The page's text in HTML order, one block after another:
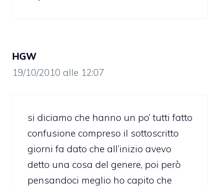
HGW
19/10/2010 alle 12:07
si diciamo che hanno un po’ tutti fatto
confusione compreso il sottoscritto
giorni fa dato che all’inizio avevo
detto una cosa del genere, poi però
pensandoci meglio ho capito che